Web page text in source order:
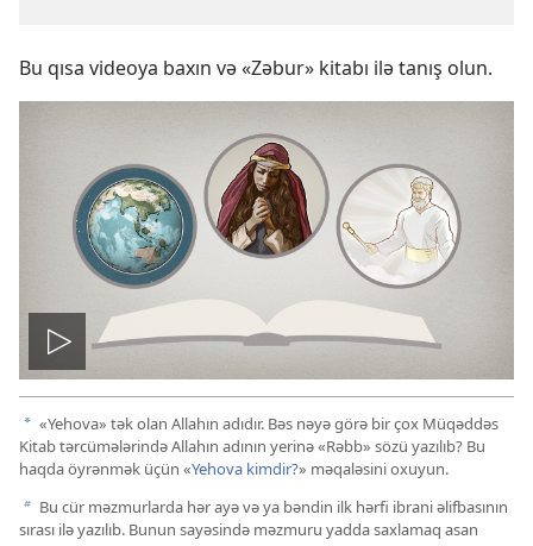
Bu qısa videoya baxın və «Zəbur» kitabı ilə tanış olun.
Nümayiş
a «Yehova» tək olan Allahın adıdır. Bəs nəyə görə bir çox Müqəddəs
Kitab tərcümələrində Allahın adının yerinə «Rəbb» sözü yazılıb? Bu
haqda öyrənmək üçün «Yehova kimdir?» məqaləsini oxuyun.
b Bu cür məzmurlarda hər ayə və ya bəndin ilk hərfi ibrani əlifbasının
sırası ilə yazılıb. Bunun sayəsində məzmuru yadda saxlamaq asan